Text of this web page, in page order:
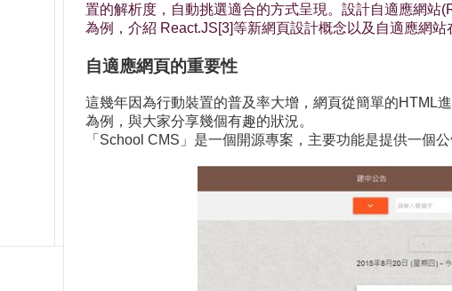
置的解析度，自動挑選適合的方式呈現。設計自適應網
為例，介紹 React.JS[3]等新網頁設計概念以及自適應網站
自適應網頁的重要性
這幾年因為行動裝置的普及率大增，網頁從簡單的HTML
為例，與大家分享幾個有趣的狀況。
「School CMS」是一個開源專案，主要功能是提供一個